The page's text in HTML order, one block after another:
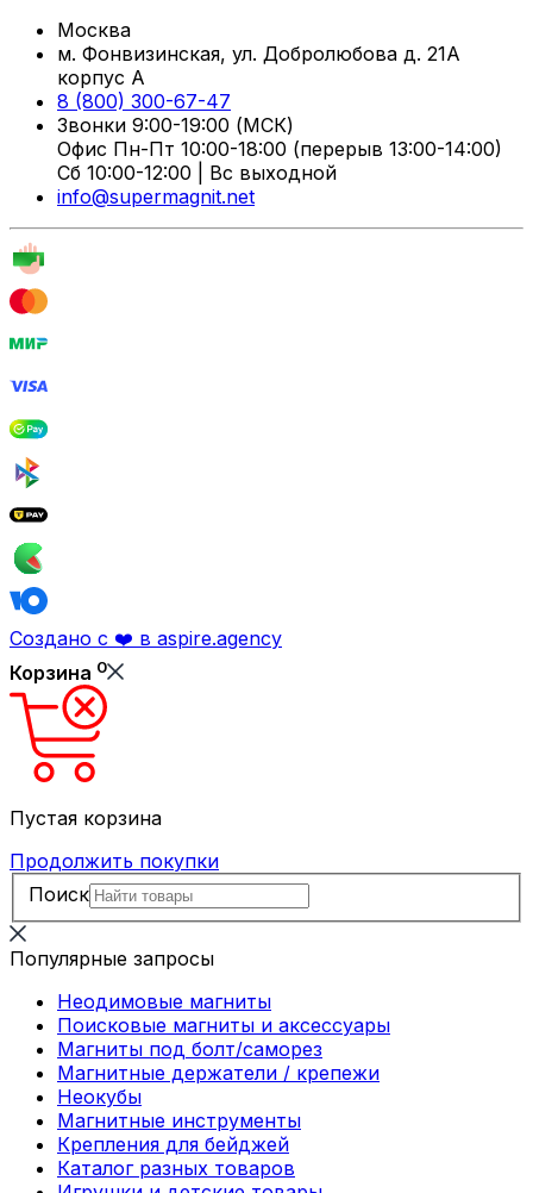
Москва
м. Фонвизинская, ул. Добролюбова д. 21А
корпус А
8 (800) 300-67-47
Звонки 9:00-19:00 (МСК)
Офис Пн-Пт 10:00-18:00 (перерыв 13:00-14:00)
Сб 10:00-12:00 | Вс выходной
info@supermagnit.net
Создано с ❤️ в aspire.agency
Корзина 0
Пустая корзина
Продолжить покупки
Поиск
Популярные запросы
Неодимовые магниты
Поисковые магниты и аксессуары
Магниты под болт/саморез
Магнитные держатели / крепежи
Неокубы
Магнитные инструменты
Крепления для бейджей
Каталог разных товаров